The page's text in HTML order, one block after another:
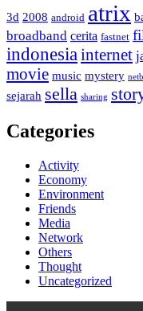
3d 2008 android atrix
broadband cerita fastnet
indonesiainternet
movie music mystery
sejarah sella sharing
Categories
Activity
Economy
Environment
Friends
Media
Network
Others
Thought
Uncategorized